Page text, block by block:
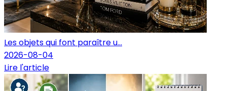
Les objets qui font paraître u...
2026-08-04
Lire l'article